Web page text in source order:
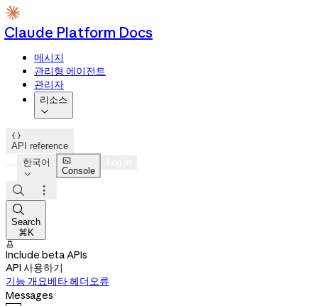
Claude Platform Docs
메시지
관리형 에이전트
관리자
리소스


API reference
한국어


Console



Search
⌘K

Include beta APIs
API 사용하기
기능 개요베타 헤더오류
Messages